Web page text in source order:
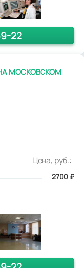
22
МОСКОВСКОМ
Цена, руб.:
2700 ₽